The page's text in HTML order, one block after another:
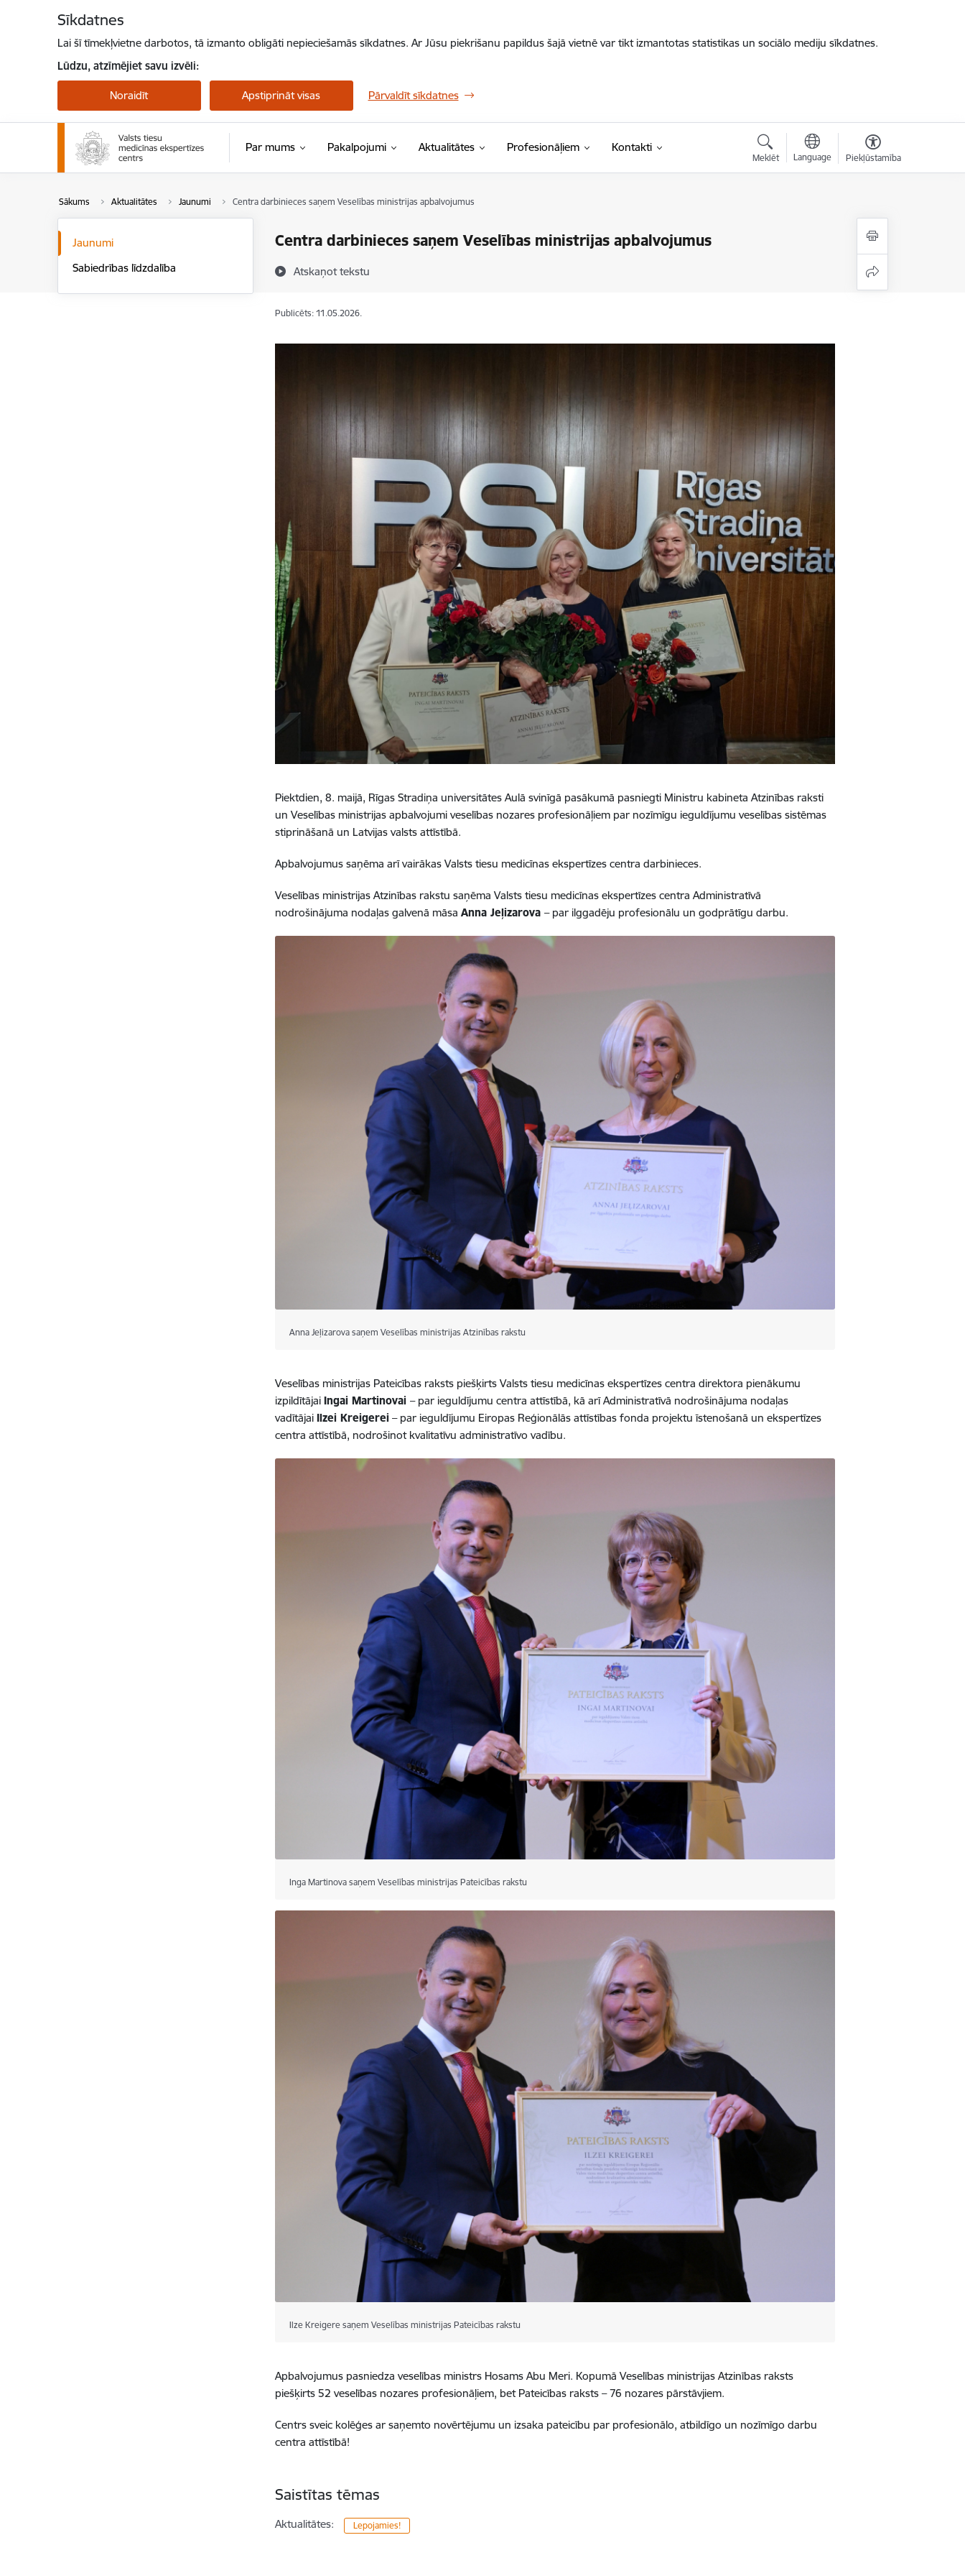
Sīkdatnes
Lai šī tīmekļvietne darbotos, tā izmanto obligāti nepieciešamās sīkdatnes. Ar Jūsu piekrišanu papildus šajā vietnē var tikt izmantotas statistikas un sociālo mediju sīkdatnes.
Lūdzu, atzīmējiet savu izvēli:
Noraidīt Apstiprināt visas Pārvaldīt sīkdatnes
Par mums Pakalpojumi Aktualitātes Profesionāļiem Kontakti
Meklēt Language Piekļūstamība
Sākums Aktualitātes Jaunumi Centra darbinieces saņem Veselības ministrijas apbalvojumus
Centra darbinieces saņem Veselības ministrijas apbalvojumus
Atskaņot tekstu
Jaunumi
Sabiedrības līdzdalība
Publicēts: 11.05.2026.
Piektdien, 8. maijā, Rīgas Stradiņa universitātes Aulā svinīgā pasākumā pasniegti Ministru kabineta Atzinības raksti
un Veselības ministrijas apbalvojumi veselības nozares profesionāļiem par nozīmīgu ieguldījumu veselības sistēmas
stiprināšanā un Latvijas valsts attīstībā.
Apbalvojumus saņēma arī vairākas Valsts tiesu medicīnas ekspertīzes centra darbinieces.
Veselības ministrijas Atzinības rakstu saņēma Valsts tiesu medicīnas ekspertīzes centra Administratīvā
nodrošinājuma nodaļas galvenā māsaAnna Jeļizarova– par ilggadēju profesionālu un godprātīgu darbu.
Anna Jeļizarova saņem Veselības ministrijas Atzinības rakstu
Veselības ministrijas Pateicības raksts piešķirts Valsts tiesu medicīnas ekspertīzes centra direktora pienākumu
izpildītājaiIngai Martinovai– par ieguldījumu centra attīstībā, kā arī Administratīvā nodrošinājuma nodaļas
vadītājaiIlzei Kreigerei – par ieguldījumu Eiropas Reģionālās attīstības fonda projektu īstenošanā un ekspertīzes
centra attīstībā, nodrošinot kvalitatīvu administratīvo vadību.
Inga Martinova saņem Veselības ministrijas Pateicības rakstu
Ilze Kreigere saņem Veselības ministrijas Pateicības rakstu
Apbalvojumus pasniedza veselības ministrs Hosams Abu Meri. Kopumā Veselības ministrijas Atzinības raksts
piešķirts 52 veselības nozares profesionāļiem, bet Pateicības raksts – 76 nozares pārstāvjiem.
Centrs sveic kolēģes ar saņemto novērtējumu un izsaka pateicību par profesionālo, atbildīgo un nozīmīgo darbu
centra attīstībā!
Saistītas tēmas
Aktualitātes: Lepojamies!